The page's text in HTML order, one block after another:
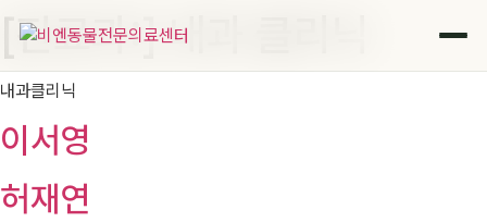
콘
츠
로
건
너
기
[진료과:]내과 클리닉
내과클리닉
이서영
허재연